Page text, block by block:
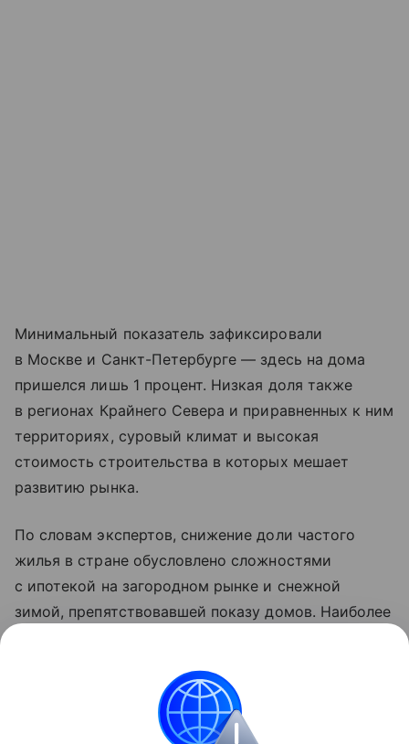
Минимальный показатель зафиксировали
в Москве и Санкт-Петербурге — здесь на дома
пришелся лишь 1 процент. Низкая доля также
в регионах Крайнего Севера и приравненных к ним
территориях, суровый климат и высокая
стоимость строительства в которых мешает
развитию рынка.
По словам экспертов, снижение доли частого
жилья в стране обусловлено сложностями
с ипотекой на загородном рынке и снежной
зимой, препятствовавшей показу домов. Наиболее
(минус 32 п.п.) и Мордовии (минус 30 п.п.).